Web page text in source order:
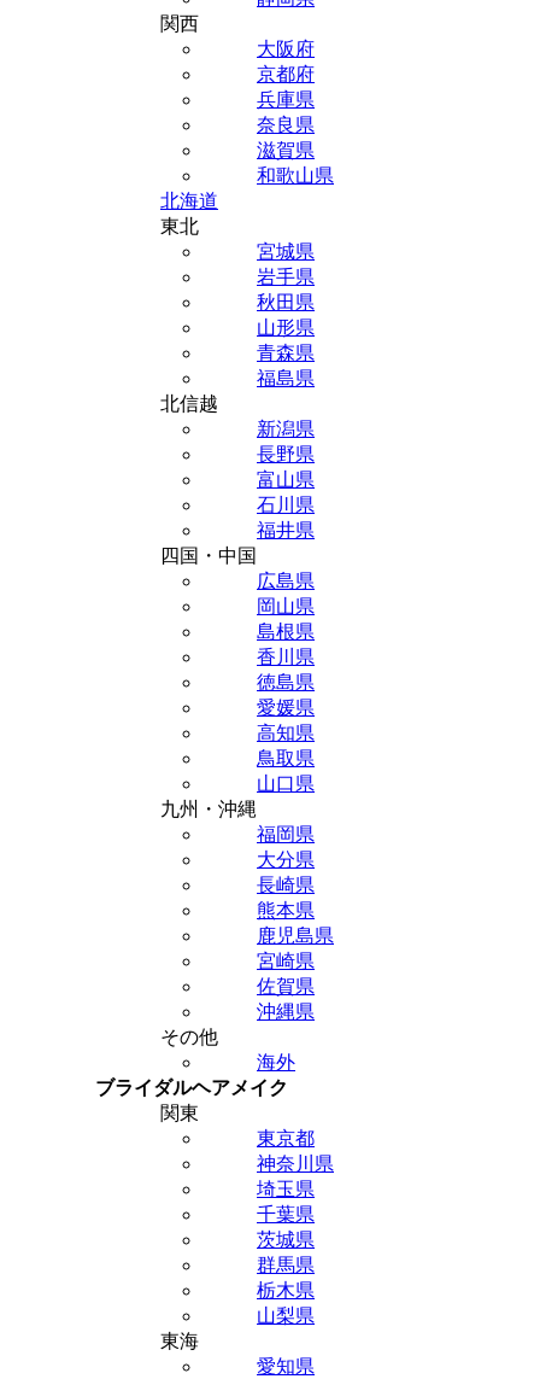
関西
大阪府
京都府
兵庫県
奈良県
滋賀県
和歌山県
北海道
東北
宮城県
岩手県
秋田県
山形県
青森県
福島県
北信越
新潟県
長野県
富山県
石川県
福井県
四国・中国
広島県
岡山県
島根県
香川県
徳島県
愛媛県
高知県
鳥取県
山口県
九州・沖縄
福岡県
大分県
長崎県
熊本県
鹿児島県
宮崎県
佐賀県
沖縄県
その他
海外
ブライダルヘアメイク
関東
東京都
神奈川県
埼玉県
千葉県
茨城県
群馬県
栃木県
山梨県
東海
愛知県